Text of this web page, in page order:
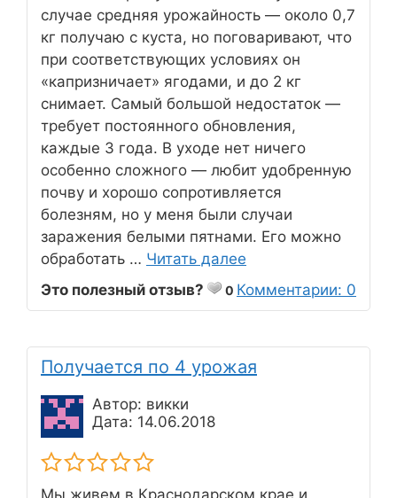
случае средняя урожайность — около 0,7
кг получаю с куста, но поговаривают, что
при соответствующих условиях он
«капризничает» ягодами, и до 2 кг
снимает. Самый большой недостаток —
требует постоянного обновления,
каждые 3 года. В уходе нет ничего
особенно сложного — любит удобренную
почву и хорошо сопротивляется
болезням, но у меня были случаи
заражения белыми пятнами. Его можно
обработать … Читать далее
Это полезный отзыв?
0 Комментарии: 0
Получается по 4 урожая
Автор: викки
Дата: 14.06.2018
Мы живем в Краснодарском крае и